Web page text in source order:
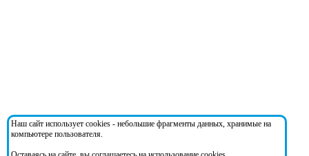
Наш сайт использует cookies - небольшие фрагменты данных, хранимые на
компьютере пользователя.